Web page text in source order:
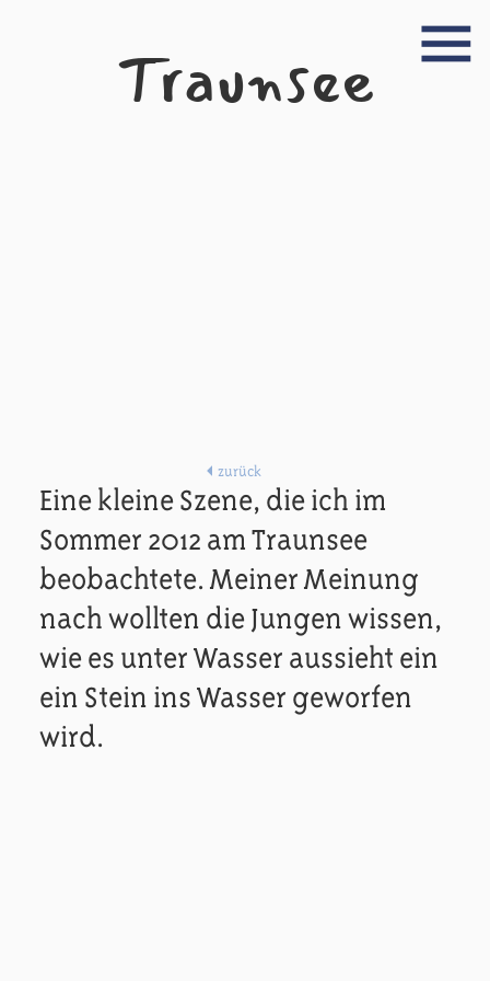
Traunsee
zurück
Eine kleine Szene, die ich im
Sommer 2012 am Traunsee
beobachtete. Meiner Meinung
nach wollten die Jungen wissen,
wie es unter Wasser aussieht ein
ein Stein ins Wasser geworfen
wird.